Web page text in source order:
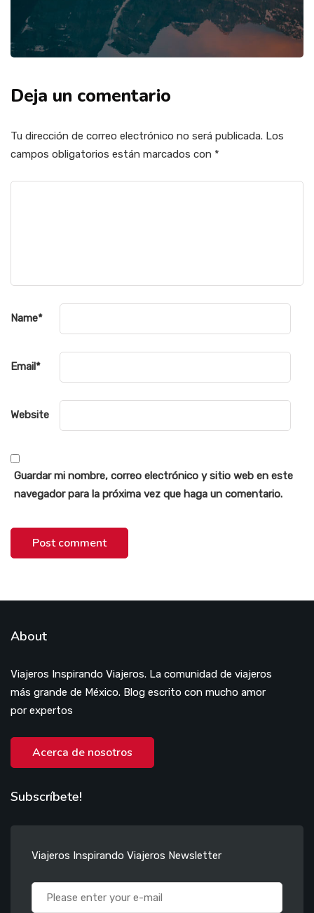
Deja un comentario
Tu dirección de correo electrónico no será publicada. Los
campos obligatorios están marcados con *
Name*
Email*
Website
Guardar mi nombre, correo electrónico y sitio web en este
navegador para la próxima vez que haga un comentario.
About
Viajeros Inspirando Viajeros. La comunidad de viajeros
más grande de México. Blog escrito con mucho amor
por expertos
Acerca de nosotros
Subscríbete!
Viajeros Inspirando Viajeros Newsletter